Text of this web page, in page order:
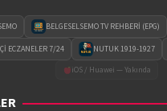
BELGESELSEMO TV REHBERİ (EPG)
ECZANELER 7/24 NUTUK 1919-1927
iOS / Huawei — Yakında